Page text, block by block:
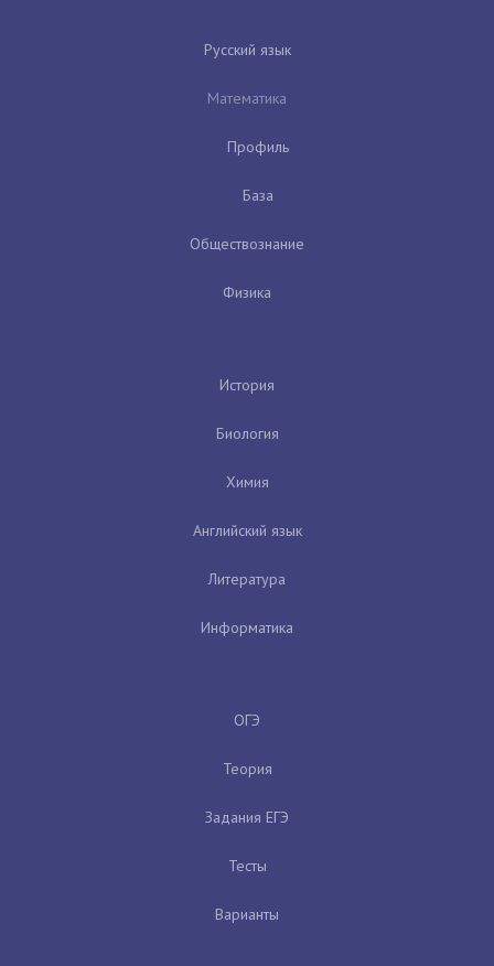
Русский язык
Математика
Профиль
База
Обществознание
Физика
История
Биология
Химия
Английский язык
Литература
Информатика
ОГЭ
Теория
Задания ЕГЭ
Тесты
Варианты